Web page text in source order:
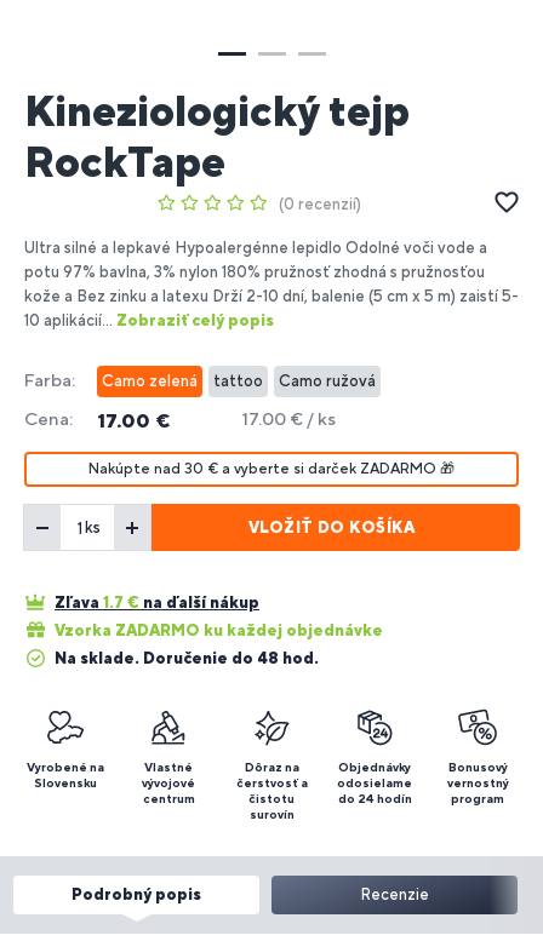
Kineziologický tejp
RockTape
0 recenzií
Ultra silné a lepkavé Hypoalergénne lepidlo Odolné voči vode a
potu 97% bavlna, 3% nylon 180% pružnosť zhodná s pružnosťou
kože a Bez zinku a latexu Drží 2-10 dní, balenie (5 cm x 5 m) zaistí 5-
10 aplikácií... Zobraziť celý popis
Farba: Camo zelená tattoo Camo ružová
Cena: 17.00 € 17.00 € / ks
Nakúpte nad 30 € a vyberte si darček ZADARMO 🎁
ks VLOŽIŤ DO KOŠÍKA
Zľava 1.7 € na ďalší nákup
Vzorka ZADARMO ku každej objednávke
Na sklade. Doručenie do 48 hod.
Vyrobené na
Slovensku
Vlastné
vývojové
centrum
Dôraz na
čerstvosť a
čistotu
surovín
Objednávky
odosielame
do 24 hodín
Bonusový
vernostný
program
Podrobný popis Recenzie